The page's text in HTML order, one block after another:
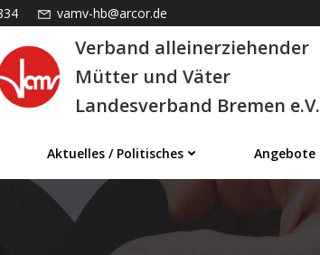
vamv-hb@arcor.de
Verband alleinerziehender
Mütter und Väter
Landesverband Bremen e.V.
Aktuelles / Politisches Angebote